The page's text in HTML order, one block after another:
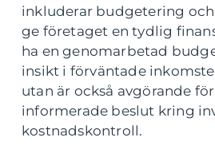
inkluderar budgetering
ge företaget en tydlig
ha en genomarbetad
insikt i förväntade
utan är också avgörande
informerade beslut kring
kostnadskontroll.